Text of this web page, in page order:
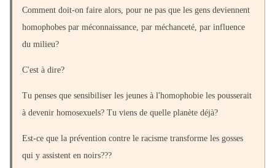
Comment doit-on faire alors, pour ne pas que les gens deviennent
homophobes par méconnaissance, par méchanceté, par influence
du milieu?
C'est à dire?
Tu penses que sensibiliser les jeunes à l'homophobie les pousserait
à devenir homosexuels? Tu viens de quelle planète déjà?
Est-ce que la prévention contre le racisme transforme les gosses
qui y assistent en noirs???